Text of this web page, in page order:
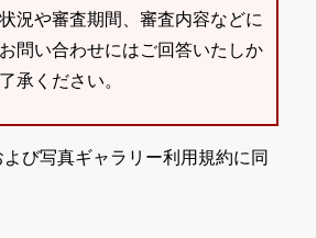
況や審査期間、審査内容などに
問い合わせにはご回答いたしか
承ください。
び写真ギャラリー利用規約に同